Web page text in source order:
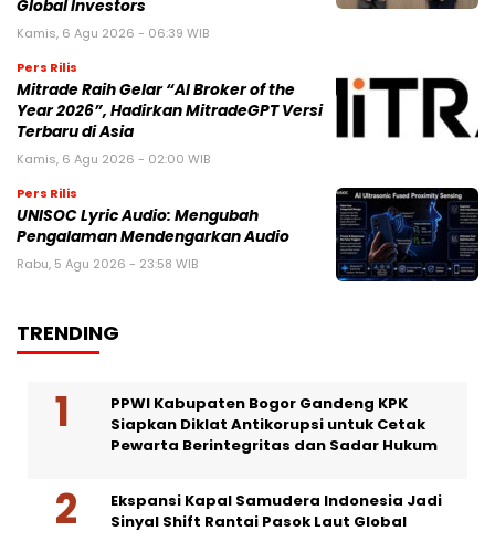
Global Investors
Kamis, 6 Agu 2026 - 06:39 WIB
Pers Rilis
Mitrade Raih Gelar “AI Broker of the
Year 2026”, Hadirkan MitradeGPT Versi
Terbaru di Asia
Kamis, 6 Agu 2026 - 02:00 WIB
Pers Rilis
UNISOC Lyric Audio: Mengubah
Pengalaman Mendengarkan Audio
Rabu, 5 Agu 2026 - 23:58 WIB
TRENDING
PPWI Kabupaten Bogor Gandeng KPK
Siapkan Diklat Antikorupsi untuk Cetak
Pewarta Berintegritas dan Sadar Hukum
Ekspansi Kapal Samudera Indonesia Jadi
Sinyal Shift Rantai Pasok Laut Global